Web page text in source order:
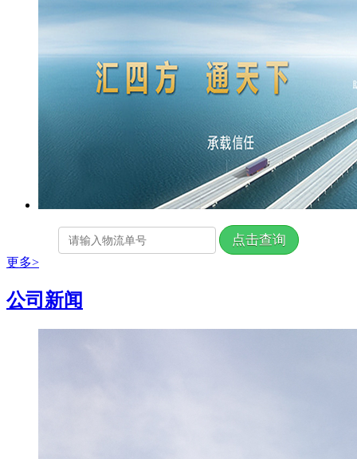
更多>
公司新闻